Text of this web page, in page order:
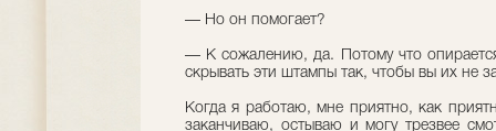
— Но он помогает?
— К сожалению, да. Потому что
скрывать эти штампы так, чтобы вы их не
Когда я работаю, мне приятно, как
заканчиваю, остываю и могу трезвее